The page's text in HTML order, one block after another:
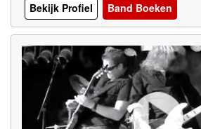
Bekijk Profiel
Band Boeken